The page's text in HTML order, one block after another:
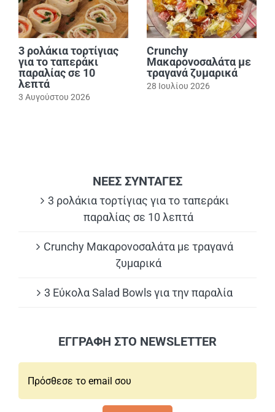
3 ρολάκια τορτίγιας
για το ταπεράκι
παραλίας σε 10
λεπτά
3 Αυγούστου 2026
Crunchy
Μακαρονοσαλάτα με
τραγανά ζυμαρικά
28 Ιουλίου 2026
ΝΕΕΣ ΣΥΝΤΑΓΕΣ
3 ρολάκια τορτίγιας για το ταπεράκι
παραλίας σε 10 λεπτά
Crunchy Μακαρονοσαλάτα με τραγανά
ζυμαρικά
3 Εύκολα Salad Bowls για την παραλία
ΕΓΓΡΑΦΗ ΣΤΟ NEWSLETTER